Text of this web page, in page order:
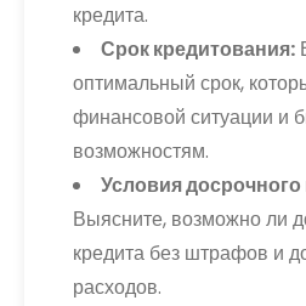
кредита.
Срок кредитования:
оптимальный срок,
финансовой ситуации и
возможностям.
Условия
Выясните, возможно ли
кредита без штрафов и
расходов.